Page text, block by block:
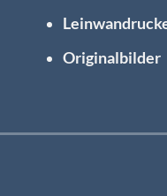
Originalbilder